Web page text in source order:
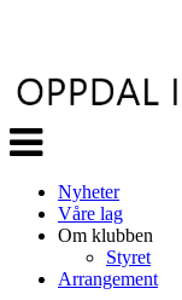
Veksle
navigasjon
Nyheter
Våre lag
Om klubben
Styret
Arrangement